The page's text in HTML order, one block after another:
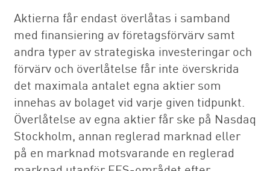
Aktierna får endast överlåtas i samband
med finansiering av företagsförvärv samt
andra typer av strategiska investeringar och
förvärv och överlåtelse får inte överskrida
det maximala antalet egna aktier som
innehas av bolaget vid varje given tidpunkt.
Överlåtelse av egna aktier får ske på Nasdaq
Stockholm, annan reglerad marknad eller
på en marknad motsvarande en reglerad